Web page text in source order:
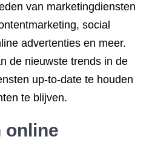
van marketingdiensten
social
advertenties en meer.
de nieuwste trends in de
up-to-date te houden
te blijven.
online